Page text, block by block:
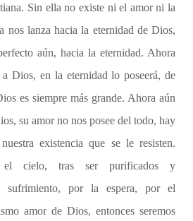
Sin ella no existe ni el amor ni la
nos lanza hacia la eternidad de Dios,
aún, hacia la eternidad. Ahora
Dios, en la eternidad lo poseerá, de
es siempre más grande. Ahora aún
su amor no nos posee del todo, hay
existencia que se le resisten.
el cielo, tras ser purificados y
sufrimiento, por la espera, por el
amor de Dios, entonces seremos